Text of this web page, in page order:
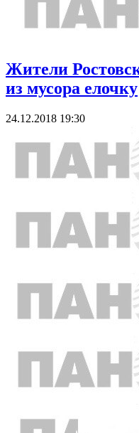
Жители
из мусора елочку
24.12.2018 19:30